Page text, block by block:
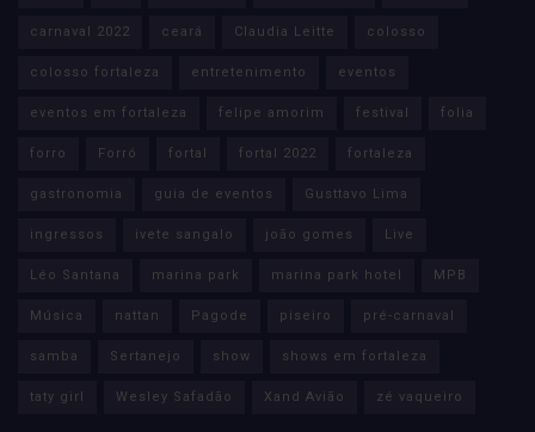
carnaval 2022 ceará Claudia Leitte colosso
colosso fortaleza entretenimento eventos
eventos em fortaleza felipe amorim festival folia
forro Forró fortal fortal 2022 fortaleza
gastronomia guia de eventos Gusttavo Lima
ingressos ivete sangalo joão gomes Live
Léo Santana marina park marina park hotel MPB
Música nattan Pagode piseiro pré-carnaval
samba Sertanejo show shows em fortaleza
taty girl Wesley Safadão Xand Avião zé vaqueiro